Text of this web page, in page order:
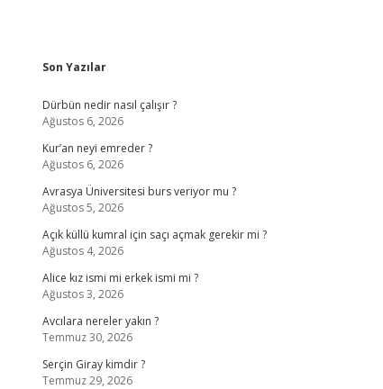
Sidebar
Son Yazılar
Dürbün nedir nasıl çalışır ?
Ağustos 6, 2026
Kur’an neyi emreder ?
Ağustos 6, 2026
Avrasya Üniversitesi burs veriyor mu ?
Ağustos 5, 2026
Açık küllü kumral için saçı açmak gerekir mi ?
Ağustos 4, 2026
Alice kız ismi mi erkek ismi mi ?
Ağustos 3, 2026
Avcılara nereler yakın ?
Temmuz 30, 2026
Serçin Giray kimdir ?
Temmuz 29, 2026